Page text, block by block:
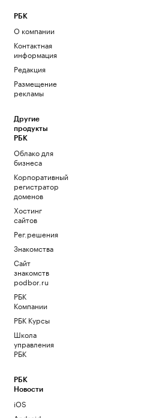
РБК
О компании
Контактная
информация
Редакция
Размещение
рекламы
Другие
продукты
РБК
Облако для
бизнеса
Корпоративный
регистратор
доменов
Хостинг
сайтов
Рег.решения
Знакомства
Сайт
знакомств
podbor.ru
РБК
Компании
РБК Курсы
Школа
управления
РБК
РБК
Новости
iOS